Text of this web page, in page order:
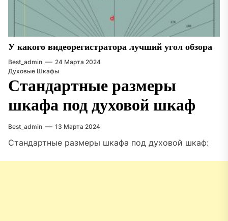
У какого видеорегистратора лучший угол обзора
Best_admin
24 Марта 2024
Духовые Шкафы
Стандартные размеры
шкафа под духовой шкаф
Best_admin 13 Марта 2024
Стандартные размеры шкафа под духовой шкаф: